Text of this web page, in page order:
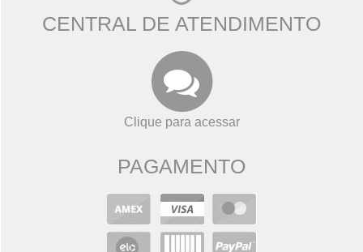
CENTRAL DE ATENDIMENTO
Clique para acessar
PAGAMENTO